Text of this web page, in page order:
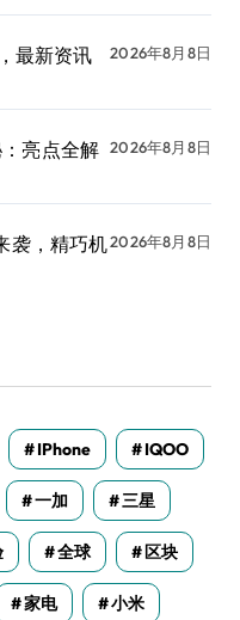
最新资讯
2026年8月8日
亮点全解 2026年8月8日
袭，精巧机2026年8月8日
IPhone IQOO
一加 三星
全球 区块
家电 小米